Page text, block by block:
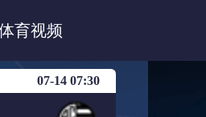
育视频
07-14 07:30